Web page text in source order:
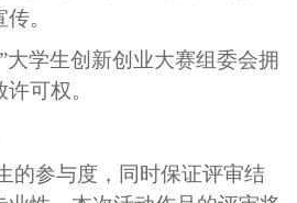
。
大学生创新创业大赛组委会拥
可权。
的参与度，同时保证评审结